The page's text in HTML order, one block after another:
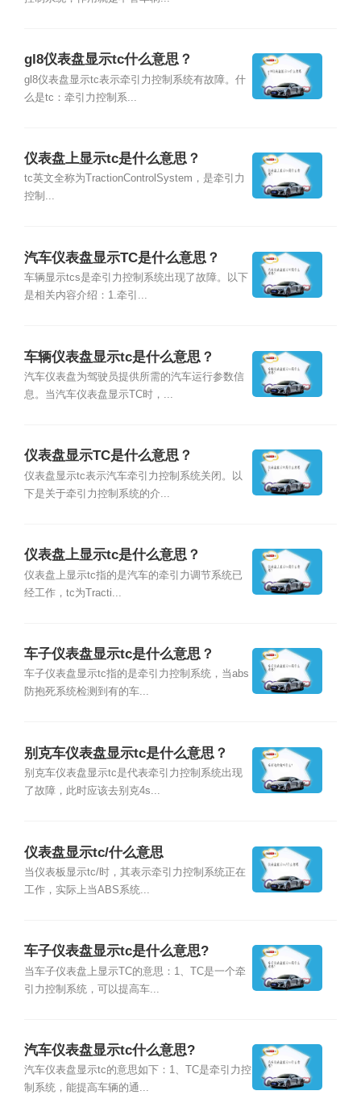
gl8仪表盘显示tc什么意思？
gl8仪表盘显示tc表示牵引力控制系统有故障。什
么是tc：牵引力控制系...
仪表盘上显示tc是什么意思？
tc英文全称为TractionControlSystem，是牵引力
控制...
汽车仪表盘显示TC是什么意思？
车辆显示tcs是牵引力控制系统出现了故障。以下
是相关内容介绍：1.牵引...
车辆仪表盘显示tc是什么意思？
汽车仪表盘为驾驶员提供所需的汽车运行参数信
息。当汽车仪表盘显示TC时，...
仪表盘显示TC是什么意思？
仪表盘显示tc表示汽车牵引力控制系统关闭。以
下是关于牵引力控制系统的介...
仪表盘上显示tc是什么意思？
仪表盘上显示tc指的是汽车的牵引力调节系统已
经工作，tc为Tracti...
车子仪表盘显示tc是什么意思？
车子仪表盘显示tc指的是牵引力控制系统，当abs
防抱死系统检测到有的车...
别克车仪表盘显示tc是什么意思？
别克车仪表盘显示tc是代表牵引力控制系统出现
了故障，此时应该去别克4s...
仪表盘显示tc/什么意思
当仪表板显示tc/时，其表示牵引力控制系统正在
工作，实际上当ABS系统...
车子仪表盘显示tc是什么意思?
当车子仪表盘上显示TC的意思：1、TC是一个牵
引力控制系统，可以提高车...
汽车仪表盘显示tc什么意思?
汽车仪表盘显示tc的意思如下：1、TC是牵引力控
制系统，能提高车辆的通...